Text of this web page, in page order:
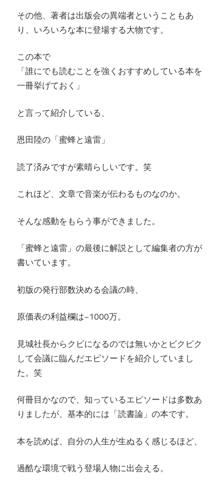
その他、著者は出版会の異端者ということもあ
り、いろいろな本に登場する大物です。
この本で
「誰にでも読むことを強くおすすめしている本を
一冊挙げておく」
と言って紹介している、
恩田陸の「蜜蜂と遠雷」
読了済みですが素晴らしいです。笑
これほど、文章で音楽が伝わるものなのか。
そんな感動をもらう事ができました。
「蜜蜂と遠雷」の最後に解説として編集者の方が
書いています。
初版の発行部数決める会議の時、
原価表の利益欄は−1000万。
見城社長からクビになるのでは無いかとビクビク
して会議に臨んだエピソードを紹介していまし
た。笑
何冊目かなので、知っているエピソードは多数あ
りましたが、基本的には「読書論」の本です。
本を読めば、自分の人生が生ぬるく感じるほど、
過酷な環境で戦う登場人物に出会える。